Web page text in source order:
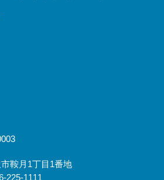
鞍月1丁目1番地
225-1111